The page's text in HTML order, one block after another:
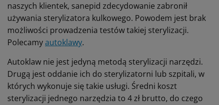
naszych klientek, sanepid zdecydowanie zabronił
używania sterylizatora kulkowego. Powodem jest brak
możliwości prowadzenia testów takiej sterylizacji.
Polecamyautoklawy.
Autoklaw nie jest jedyną metodą sterylizacji narzędzi.
Drugą jest oddanie ich do sterylizatorni lub szpitali, w
których wykonuje się takie usługi. Średni koszt
sterylizacji jednego narzędzia to 4 zł brutto, do czego